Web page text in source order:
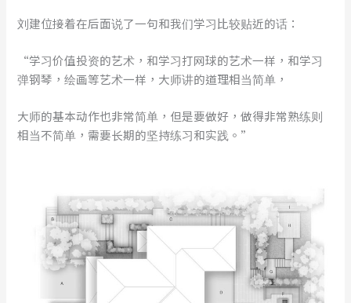
刘建位接着在后面说了一句和我们学习比较贴近的话：
“学习价值投资的艺术，和学习打网球的艺术一样，和学习
弹钢琴，绘画等艺术一样，大师讲的道理相当简单，
大师的基本动作也非常简单，但是要做好，做得非常熟练则
相当不简单，需要长期的坚持练习和实践。”